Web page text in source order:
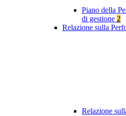
Piano della
di gestione 2
Relazione sulla
Relazione